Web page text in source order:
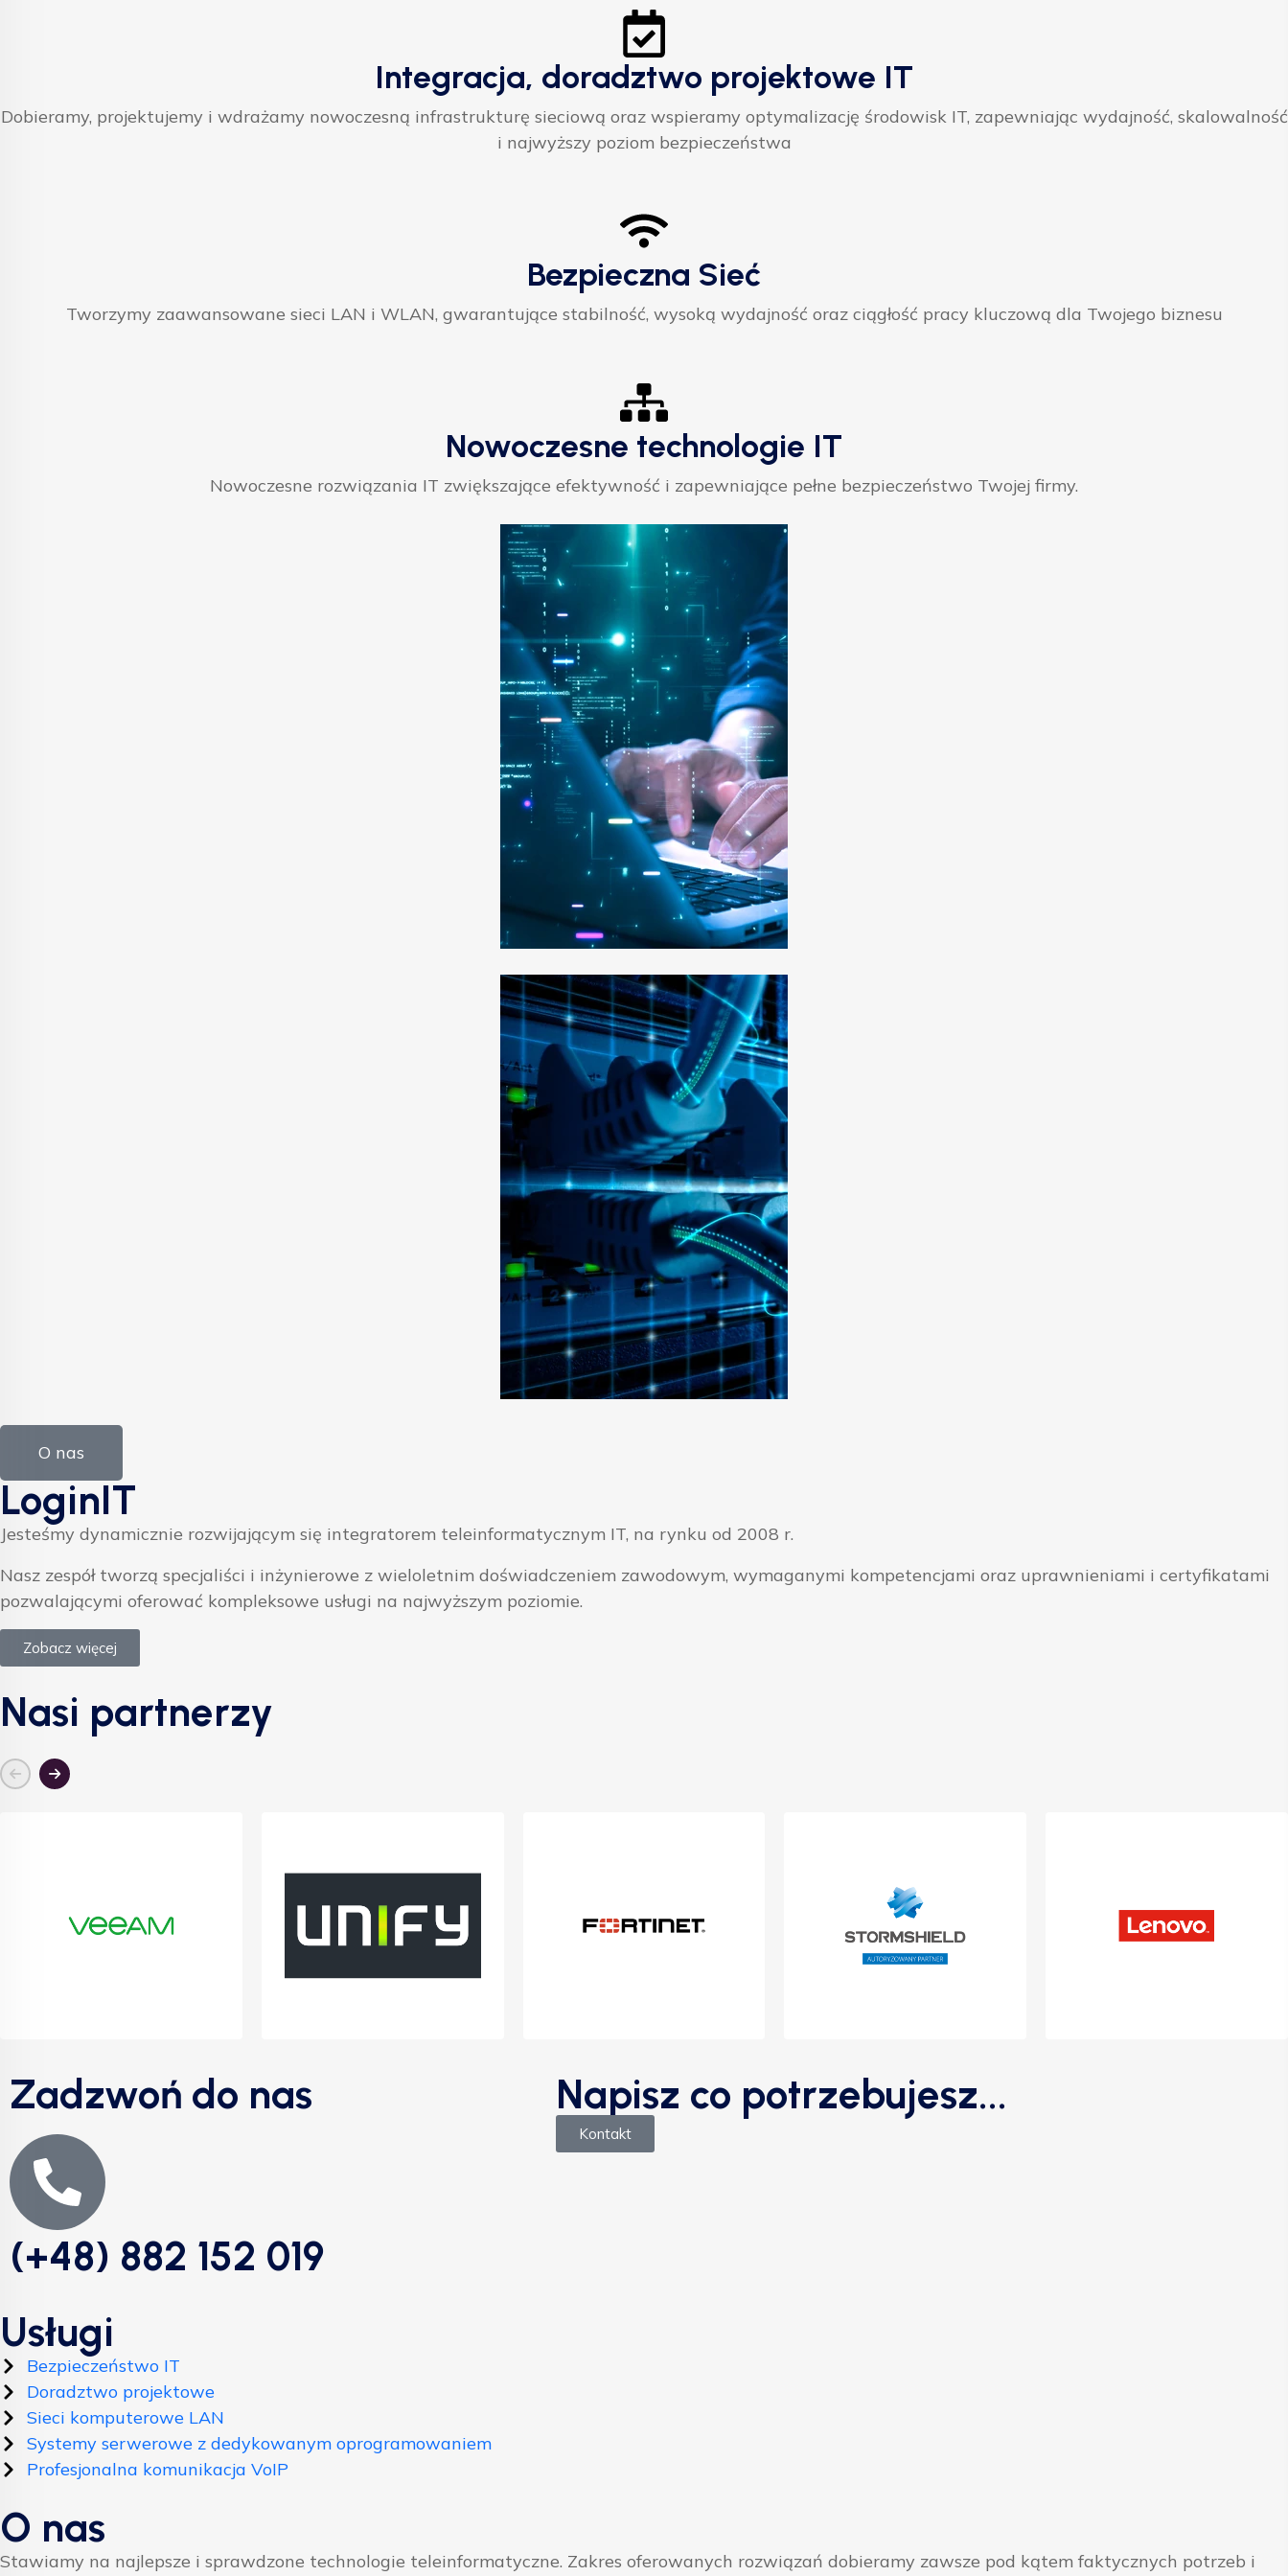
Integracja, doradztwo projektowe IT
Dobieramy, projektujemy i wdrażamy nowoczesną infrastrukturę sieciową oraz wspieramy optymalizację środowisk IT, zapewniając wydajność, skalowalność
i najwyższy poziom bezpieczeństwa
Bezpieczna Sieć
Tworzymy zaawansowane sieci LAN i WLAN, gwarantujące stabilność, wysoką wydajność oraz ciągłość pracy kluczową dla Twojego biznesu
Nowoczesne technologie IT
Nowoczesne rozwiązania IT zwiększające efektywność i zapewniające pełne bezpieczeństwo Twojej firmy.
O nas
LoginIT
Jesteśmy dynamicznie rozwijającym się integratorem teleinformatycznym IT, na rynku od 2008 r.
Nasz zespół tworzą specjaliści i inżynierowe z wieloletnim doświadczeniem zawodowym, wymaganymi kompetencjami oraz uprawnieniami i certyfikatami
pozwalającymi oferować kompleksowe usługi na najwyższym poziomie.
Zobacz więcej
Nasi partnerzy
Zadzwoń do nas
(+48) 882 152 019
Napisz co potrzebujesz...
Kontakt
Usługi
Bezpieczeństwo IT
Doradztwo projektowe
Sieci komputerowe LAN
Systemy serwerowe z dedykowanym oprogramowaniem
Profesjonalna komunikacja VoIP
O nas
Stawiamy na najlepsze i sprawdzone technologie teleinformatyczne. Zakres oferowanych rozwiązań dobieramy zawsze pod kątem faktycznych potrzeb i